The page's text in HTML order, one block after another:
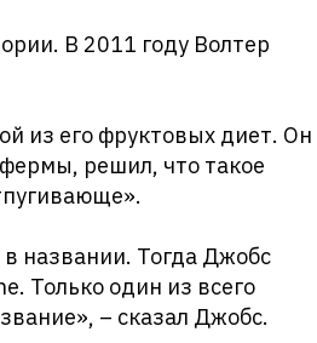
В 2011 году Волтер
из его фруктовых диет. Он
решил, что такое
названии. Тогда Джобс
Только один из всего
– сказал Джобс.